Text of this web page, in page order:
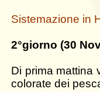
Sistemazione in
2°giorno (30
Di prima mattina
colorate dei